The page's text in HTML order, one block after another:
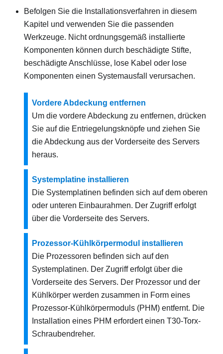
Befolgen Sie die Installationsverfahren in diesem
Kapitel und verwenden Sie die passenden
Werkzeuge. Nicht ordnungsgemäß installierte
Komponenten können durch beschädigte Stifte,
beschädigte Anschlüsse, lose Kabel oder lose
Komponenten einen Systemausfall verursachen.
Vordere Abdeckung entfernen
Um die vordere Abdeckung zu entfernen, drücken
Sie auf die Entriegelungsknöpfe und ziehen Sie
die Abdeckung aus der Vorderseite des Servers
heraus.
Systemplatine installieren
Die Systemplatinen befinden sich auf dem oberen
oder unteren Einbaurahmen. Der Zugriff erfolgt
über die Vorderseite des Servers.
Prozessor-Kühlkörpermodul installieren
Die Prozessoren befinden sich auf den
Systemplatinen. Der Zugriff erfolgt über die
Vorderseite des Servers. Der Prozessor und der
Kühlkörper werden zusammen in Form eines
Prozessor-Kühlkörpermoduls (PHM) entfernt. Die
Installation eines PHM erfordert einen T30-Torx-
Schraubendreher.